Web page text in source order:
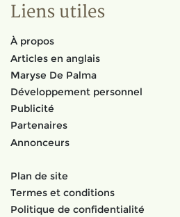
Liens utiles
À propos
Articles en anglais
Maryse De Palma
Développement personnel
Publicité
Partenaires
Annonceurs
Plan de site
Termes et conditions
Politique de confidentialité